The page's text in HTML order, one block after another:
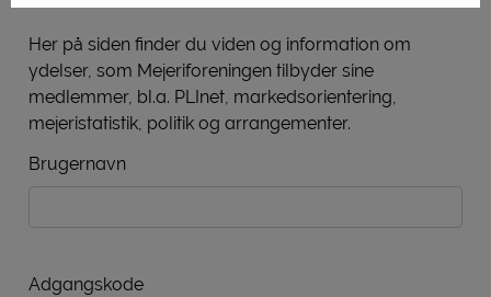
Her på siden finder du viden og information om
ydelser, som Mejeriforeningen tilbyder sine
medlemmer, bl.a. PLInet, markedsorientering,
mejeristatistik, politik og arrangementer.
Brugernavn
Adgangskode